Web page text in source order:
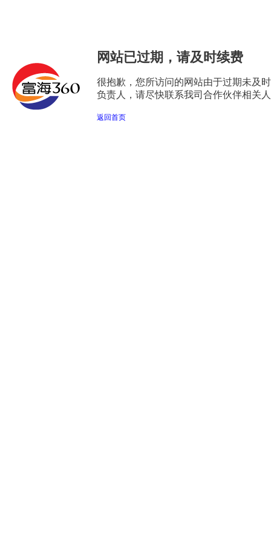
网站已过期，请及时续费
很抱歉，您所访问的网站由于过期未及
负责人，请尽快联系我司合作伙伴相关
返回首页